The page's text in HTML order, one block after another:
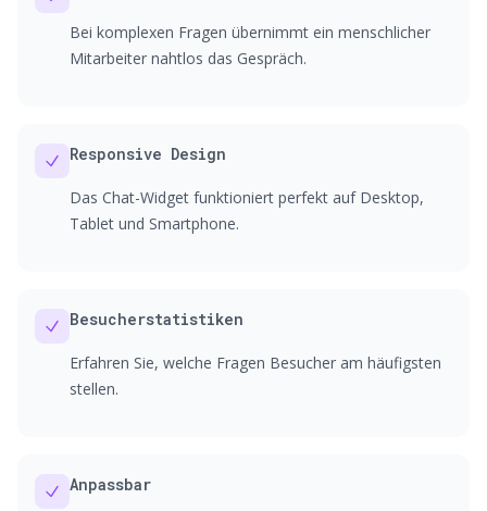
Bei komplexen Fragen übernimmt ein menschlicher
Mitarbeiter nahtlos das Gespräch.
Responsive Design
Das Chat-Widget funktioniert perfekt auf Desktop,
Tablet und Smartphone.
Besucherstatistiken
Erfahren Sie, welche Fragen Besucher am häufigsten
stellen.
Anpassbar